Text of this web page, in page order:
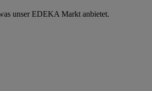
unser EDEKA Markt anbietet.